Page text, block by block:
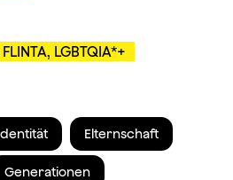
LGBTQIA*+
Elternschaft
Generationen